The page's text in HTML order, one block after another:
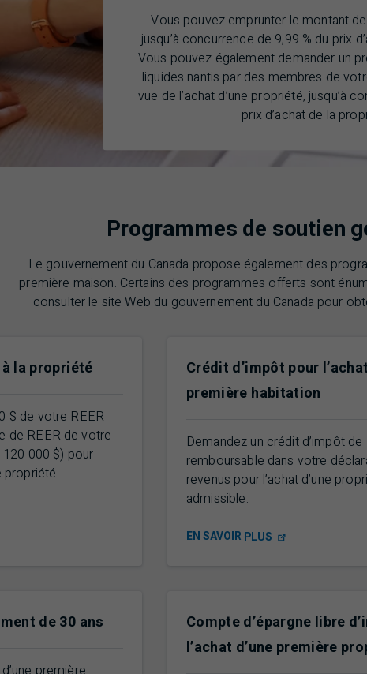
Vous pouvez emprunter le montant
jusqu’à concurrence de 9,99 % du prix
Vous pouvez également demander un
liquides nantis par des membres de
vue de l’achat d’une propriété, jusqu’à
prix d’achat de la
Programmes de soutien
Le gouvernement du Canada propose également des
première maison. Certains des programmes offerts sont
consulter le site Web du gouvernement du Canada pour
la propriété
$ de votre REER
de REER de votre
120 000 $) pour
propriété.
Crédit d’impôt pour
première habitation
Demandez un crédit d’impôt de
remboursable dans votre
revenus pour l’achat d’une
admissible.
EN SAVOIR PLUS
de 30 ans
Compte d’épargne libre
l’achat d’une première